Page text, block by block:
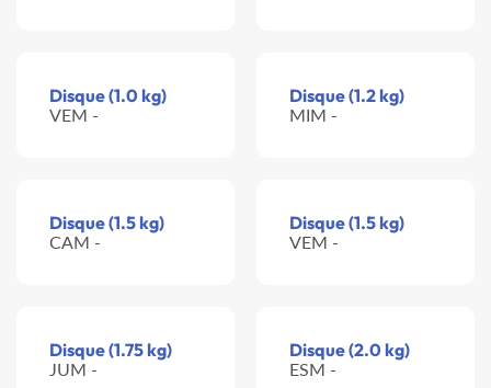
Disque (1.0 kg)
VEM -
Disque (1.2 kg)
MIM -
Disque (1.5 kg)
CAM -
Disque (1.5 kg)
VEM -
Disque (1.75 kg)
JUM -
Disque (2.0 kg)
ESM -